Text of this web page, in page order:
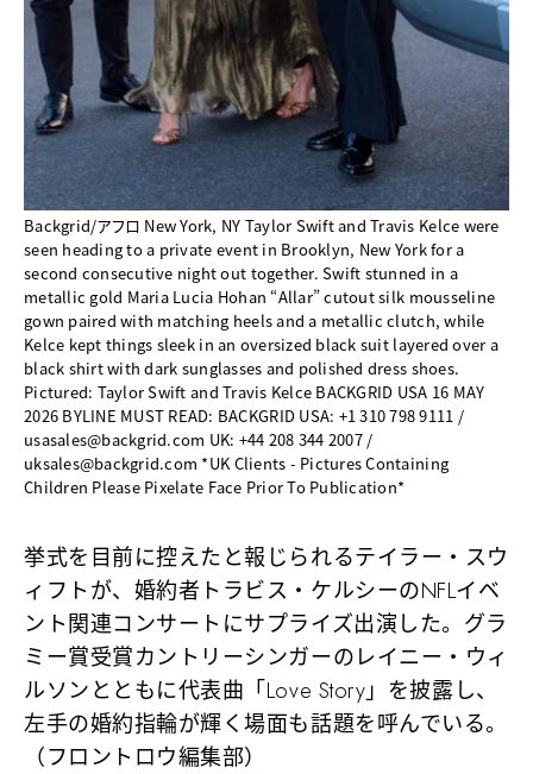
Backgrid/アフロ New York, NY Taylor Swift and Travis Kelce were
seen heading to a private event in Brooklyn, New York for a
second consecutive night out together. Swift stunned in a
metallic gold Maria Lucia Hohan “Allar” cutout silk mousseline
gown paired with matching heels and a metallic clutch, while
Kelce kept things sleek in an oversized black suit layered over a
black shirt with dark sunglasses and polished dress shoes.
Pictured: Taylor Swift and Travis Kelce BACKGRID USA 16 MAY
2026 BYLINE MUST READ: BACKGRID USA: +1 310 798 9111 /
usasales@backgrid.com UK: +44 208 344 2007 /
uksales@backgrid.com *UK Clients - Pictures Containing
Children Please Pixelate Face Prior To Publication*
挙式を目前に控えたと報じられるテイラー・スウ
ィフトが、婚約者トラビス・ケルシーのNFLイベ
ント関連コンサートにサプライズ出演した。グラ
ミー賞受賞カントリーシンガーのレイニー・ウィ
ルソンとともに代表曲「Love Story」を披露し、
左手の婚約指輪が輝く場面も話題を呼んでいる。
（フロントロウ編集部）